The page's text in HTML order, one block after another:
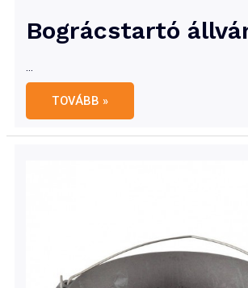
Bográcstartó
…
Bográcstartó
állvány
TOVÁBB »